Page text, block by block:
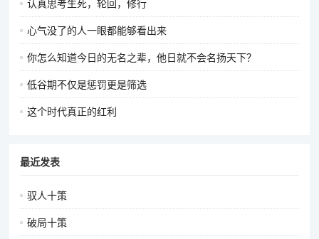
认真思考生死，轮回，修行
心气没了的人一眼都能够看出来
你怎么知道今日的无名之辈，他日就不会名扬天下？
低谷期不仅是惩罚更是筛选
这个时代真正的红利
最近发表
驭人十策
破局十策